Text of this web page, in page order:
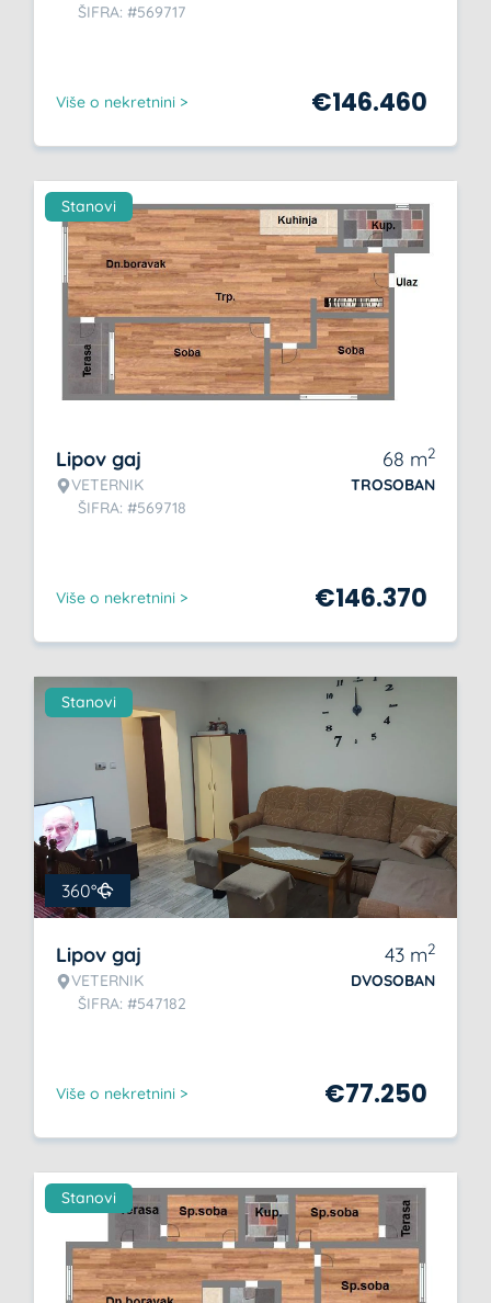
ŠIFRA: #569717
Više o nekretnini > €146.460
Stanovi
Lipov gaj
VETERNIK
ŠIFRA: #569718
68 m2
TROSOBAN
Više o nekretnini > €146.370
Stanovi
360°
Lipov gaj
VETERNIK
ŠIFRA: #547182
43 m2
DVOSOBAN
Više o nekretnini > €77.250
Stanovi